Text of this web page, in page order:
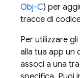
Obj-C) per
tracce di
Per utilizzare
alla tua app un
associ a una